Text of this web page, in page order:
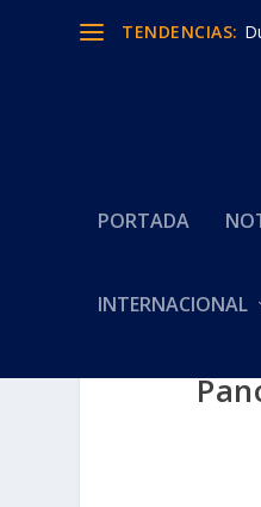
TENDENCIAS:
PORTADA
INTERNACIONAL